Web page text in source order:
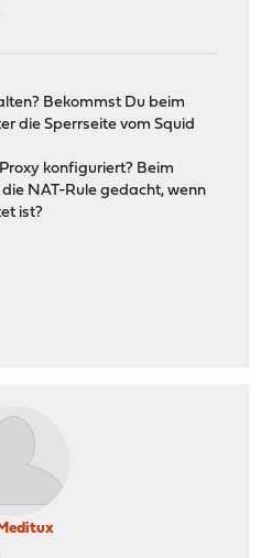
Bekommst Du beim
die Sperrseite vom Squid
konfiguriert? Beim
NAT-Rule gedacht, wenn
ist?